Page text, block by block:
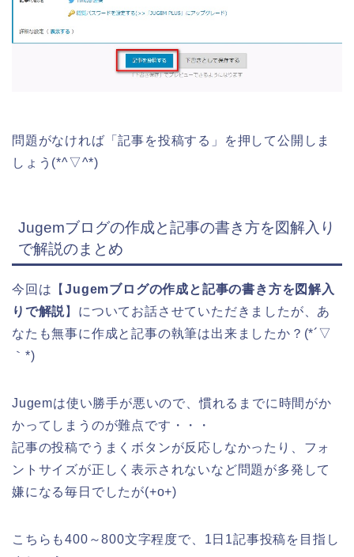
問題がなければ「記事を投稿する」を押して公開しま
しょう(*^▽^*)
Jugemブログの作成と記事の書き方を図解入り
で解説のまとめ
今回は【Jugemブログの作成と記事の書き方を図解入
りで解説】についてお話させていただきましたが、あ
なたも無事に作成と記事の執筆は出来ましたか？(*´▽
｀*)
Jugemは使い勝手が悪いので、慣れるまでに時間がか
かってしまうのが難点です・・・
記事の投稿でうまくボタンが反応しなかったり、フォ
ントサイズが正しく表示されないなど問題が多発して
嫌になる毎日でしたが(+o+)
こちらも400～800文字程度で、1日1記事投稿を目指し